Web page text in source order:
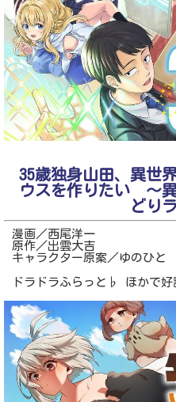
35歳独身山田、異世
ウスを作りたい ～
どり
漫画／西尾洋一
原作／出雲大吉
キャラクター原案／ゆのひと
ドラドラふらっと♭ ほかで好